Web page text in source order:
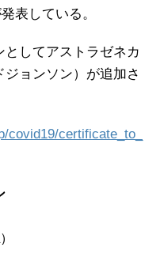
表している。
としてアストラゼネカ
ョンソン）が追加さ
covid19/certificate_to_